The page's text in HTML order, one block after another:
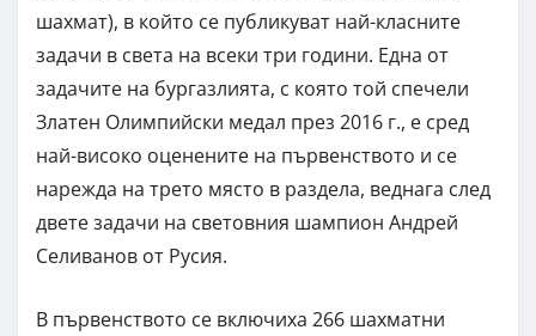
шахмат), в който се публикуват най-класните
задачи в света на всеки три години. Една от
задачите на бургазлията, с която той спечели
Златен Олимпийски медал през 2016 г., е сред
най-високо оценените на първенството и се
нарежда на трето място в раздела, веднага след
двете задачи на световния шампион Андрей
Селиванов от Русия.
В първенството се включиха 266 шахматни